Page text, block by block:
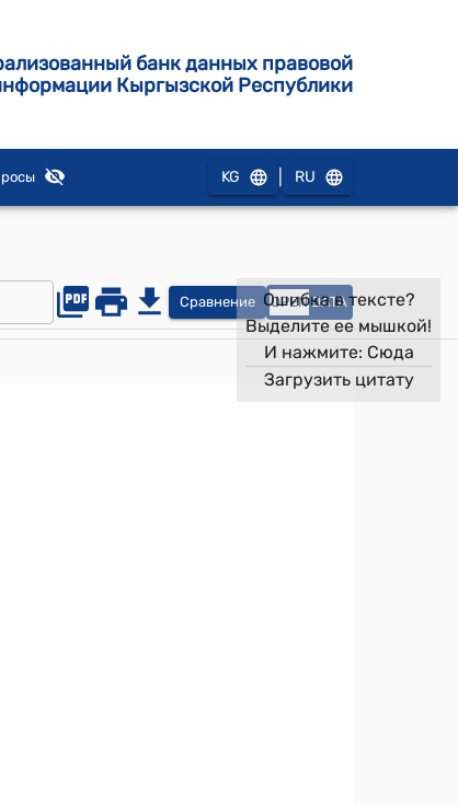
банк данных правовой
Кыргызской Республики
KG RU
Сравнение OPEN DATA
Ошибка в тексте?
Выделите ее мышкой!
И нажмите: Сюда
Загрузить цитату